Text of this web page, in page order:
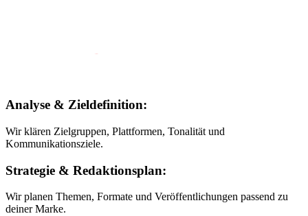
Analyse & Zieldefinition:
Wir klären Zielgruppen, Plattformen, Tonalität und
Kommunikationsziele.
Strategie & Redaktionsplan:
Wir planen Themen, Formate und Veröffentlichungen passend zu
deiner Marke.